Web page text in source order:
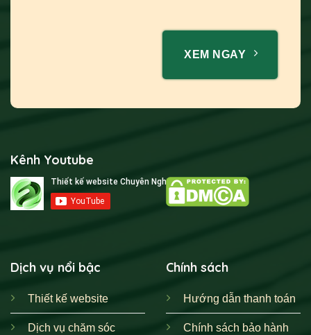
XEM NGAY
Kênh Youtube
Dịch vụ nổi bậc
Thiết kế website
Dịch vụ chăm sóc
Chính sách
Hướng dẫn thanh toán
Chính sách bảo hành